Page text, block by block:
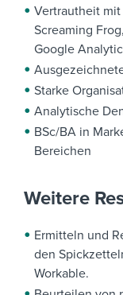
Vertrautheit mit
Screaming
Google
Starke
Analytische
BSc/BA in
Bereichen
Weitere
Ermitteln und
den
Workable.